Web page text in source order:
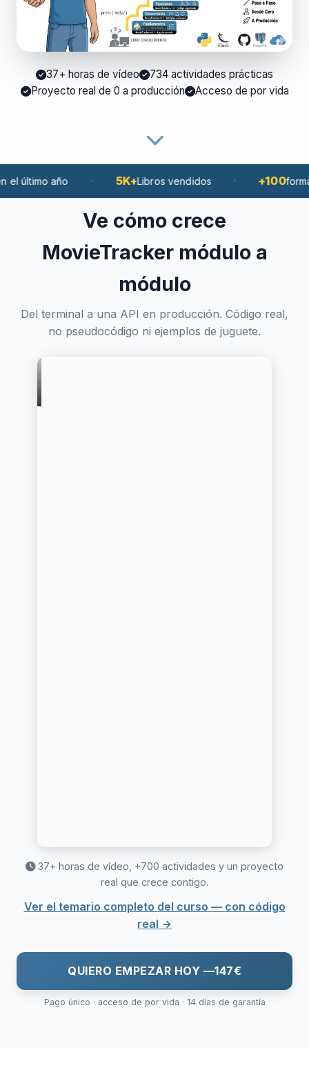
37+ horas de vídeo
734 actividades prácticas
Proyecto real de 0 a producción
Acceso de por vida
año · 5K+ Libros vendidos · +100 formados
Ve cómo crece
MovieTracker módulo a
módulo
Del terminal a una API en producción. Código real,
no pseudocódigo ni ejemplos de juguete.
37+ horas de vídeo, +700 actividades y un proyecto
real que crece contigo.
Ver el temario completo del curso — con código
real →
QUIERO EMPEZAR HOY —147€
Pago único · acceso de por vida · 14 días de garantía